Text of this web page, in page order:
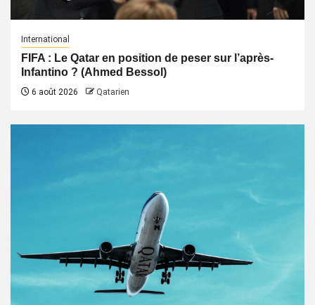
International
FIFA : Le Qatar en position de peser sur l’après-
Infantino ? (Ahmed Bessol)
6 août 2026 Qatarien